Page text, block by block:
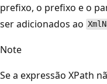
prefixo, o prefixo e o
ser adicionados ao
Note
Se a expressão XPath